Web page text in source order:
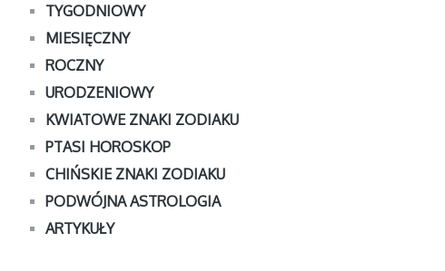
TYGODNIOWY
MIESIĘCZNY
ROCZNY
URODZENIOWY
KWIATOWE ZNAKI ZODIAKU
PTASI HOROSKOP
CHIŃSKIE ZNAKI ZODIAKU
PODWÓJNA ASTROLOGIA
ARTYKUŁY